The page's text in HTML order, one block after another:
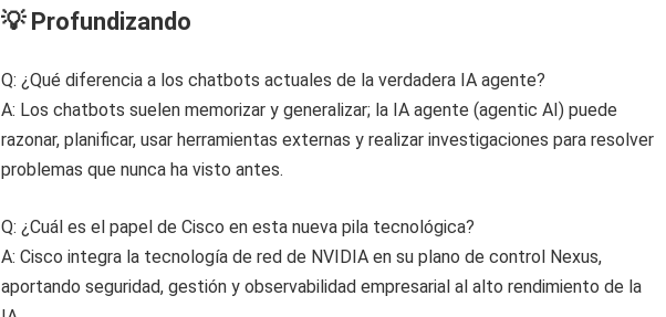
💡 Profundizando
Q: ¿Qué diferencia a los chatbots actuales de la verdadera IA agente?
A: Los chatbots suelen memorizar y generalizar; la IA agente (agentic AI) puede
razonar, planificar, usar herramientas externas y realizar investigaciones para resolver
problemas que nunca ha visto antes.
Q: ¿Cuál es el papel de Cisco en esta nueva pila tecnológica?
A: Cisco integra la tecnología de red de NVIDIA en su plano de control Nexus,
aportando seguridad, gestión y observabilidad empresarial al alto rendimiento de la